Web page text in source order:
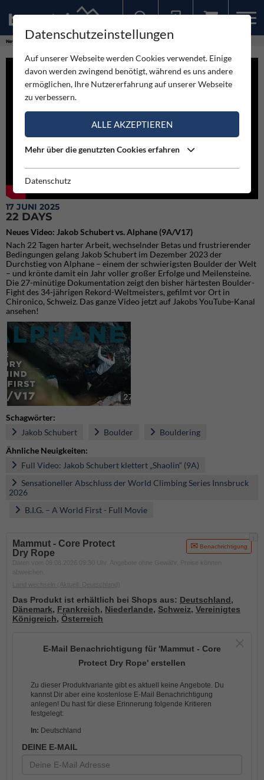
News
17 JUNI 2025
22 DAYS
Neues Video: Jakob Schubert vs. Alphane (9A/V17)
Nach 22 Tagen harter Arbeit, wechselnder Betas und frustrierender
Bedingungen gelang Jakob Schubert im Dezember 2023 der
Durchstieg von Alphane – einem der schwierigsten Boulder der Welt
– und krönte damit ein Jahr voller großer Erfolge und Meilensteine.
Die 27-minütige Dokumentation zeigt den bisher härtesten Boulder-
Fight des 34-jährigen Rekord-Weltmeisters, gefilmt vor Ort in
Chironico, Schweiz. Das ganze Video jetzt auf Jakobs YouTube-Kanal
ansehen!
Schagwörter:
Jakob Schubert
Boulder
Bouldering
Ähnliche Neuigkeiten:
Full Video: Jakob Schubert klettert „Shaolin“ (9A)
Sensationeller Abschluss der World Climbing Series Innsbruck
2026
B.I.G. – A World First - Full Movie
Mammut - Core Protect
Dry Rope
Benachrichtigung
Das Produkt ist erhältlich bei Shops aus: Deutschland,
Dänemark, Frankreich, Niederlande, Schweiz, Vereinigtes
Königreich, Österreich
E-Mail Benachrichtigung für 'Mammut - Core
Protect Dry Rope' erstellen
Zu dieser Produktvariante gibt es aktuell keine Angebote. Du
kannst Dir aber eine kostenlose E-Mail Benachrichtigung
anlegen! Du hast für diese Erinnerung folgende Kritieren
festgelegt:
In: Deutschland
DEINE E-MAIL
Datenschutzeinstellungen
Auf unserer Webseite werden Cookies verwendet. Einige
davon werden zwingend benötigt, während es uns andere
ermöglichen, Ihre Nutzererfahrung auf unserer Webseite
zu verbessern.
ALLE AKZEPTIEREN
Mehr über die genutzten Cookies erfahren
Datenschutz